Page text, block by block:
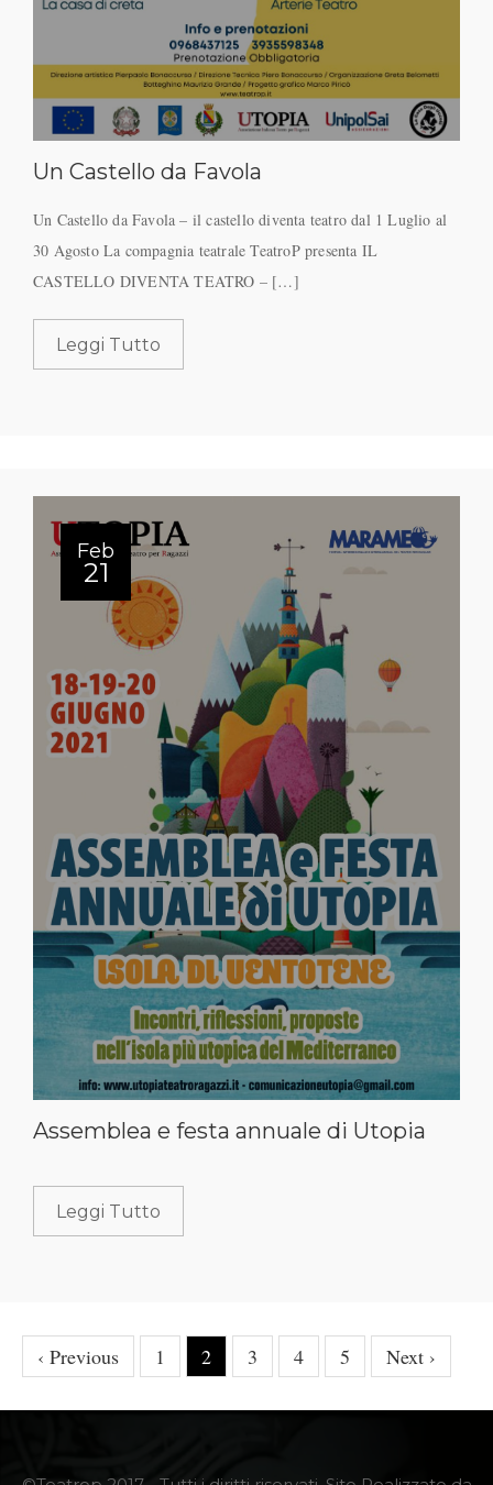
Un Castello da Favola
Un Castello da Favola – il castello diventa teatro dal 1 Luglio al
30 Agosto La compagnia teatrale TeatroP presenta IL
CASTELLO DIVENTA TEATRO – […]
Leggi Tutto
Feb
21
Assemblea e festa annuale di Utopia
Leggi Tutto
‹ Previous 1 2 3 4 5 Next ›